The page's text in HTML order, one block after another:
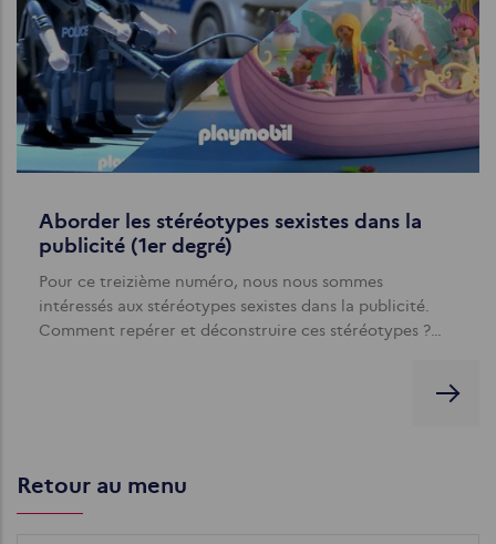
Aborder les stéréotypes sexistes dans la
publicité (1er degré)
Pour ce treizième numéro, nous nous sommes
intéressés aux stéréotypes sexistes dans la publicité.
Comment repérer et déconstruire ces stéréotypes ?…
Retour au menu